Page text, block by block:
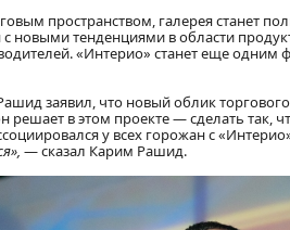
пространством, галерея станет
тенденциями в области
«Интерио» станет еще
заявил, что новый облик
решает в этом проекте — сделать
у всех горожан с
— сказал Карим Рашид.